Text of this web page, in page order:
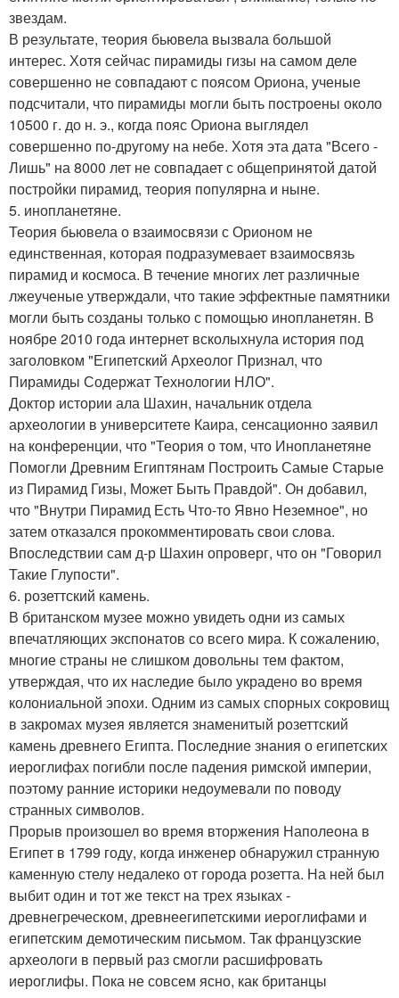
звездам.
В результате, теория бьювела вызвала большой
интерес. Хотя сейчас пирамиды гизы на самом деле
совершенно не совпадают с поясом Ориона, ученые
подсчитали, что пирамиды могли быть построены около
10500 г. до н. э., когда пояс Ориона выглядел
совершенно по-другому на небе. Хотя эта дата "Всего -
Лишь" на 8000 лет не совпадает с общепринятой датой
постройки пирамид, теория популярна и ныне.
5. инопланетяне.
Теория бьювела о взаимосвязи с Орионом не
единственная, которая подразумевает взаимосвязь
пирамид и космоса. В течение многих лет различные
лжеученые утверждали, что такие эффектные памятники
могли быть созданы только с помощью инопланетян. В
ноябре 2010 года интернет всколыхнула история под
заголовком "Египетский Археолог Признал, что
Пирамиды Содержат Технологии НЛО".
Доктор истории ала Шахин, начальник отдела
археологии в университете Каира, сенсационно заявил
на конференции, что "Теория о том, что Инопланетяне
Помогли Древним Египтянам Построить Самые Старые
из Пирамид Гизы, Может Быть Правдой". Он добавил,
что "Внутри Пирамид Есть Что-то Явно Неземное", но
затем отказался прокомментировать свои слова.
Впоследствии сам д-р Шахин опроверг, что он "Говорил
Такие Глупости".
6. розеттский камень.
В британском музее можно увидеть одни из самых
впечатляющих экспонатов со всего мира. К сожалению,
многие страны не слишком довольны тем фактом,
утверждая, что их наследие было украдено во время
колониальной эпохи. Одним из самых спорных сокровищ
в закромах музея является знаменитый розеттский
камень древнего Египта. Последние знания о египетских
иероглифах погибли после падения римской империи,
поэтому ранние историки недоумевали по поводу
странных символов.
Прорыв произошел во время вторжения Наполеона в
Египет в 1799 году, когда инженер обнаружил странную
каменную стелу недалеко от города розетта. На ней был
выбит один и тот же текст на трех языках -
древнегреческом, древнеегипетскими иероглифами и
египетским демотическим письмом. Так французские
археологи в первый раз смогли расшифровать
иероглифы. Пока не совсем ясно, как британцы